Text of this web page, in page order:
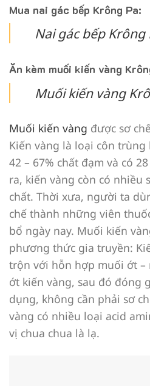
Mua nai gác bếp Krông Pa:
Nai gác bếp Krông
Ăn kèm muối kiến vàng
Muối kiến vàng
Muối kiến vàng được sơ
Kiến vàng là loại côn
42 – 67% chất đạm và có
ra, kiến vàng còn có nhiều
chất. Thời xưa, người ta
chế thành những viên
bổ ngày nay. Muối kiến
phương thức gia truyền:
trộn với hỗn hợp muối ớt –
ớt kiến vàng, sau đó đóng
dụng, không cần phải sơ
vàng có nhiều loại acid
vị chua chua là lạ.